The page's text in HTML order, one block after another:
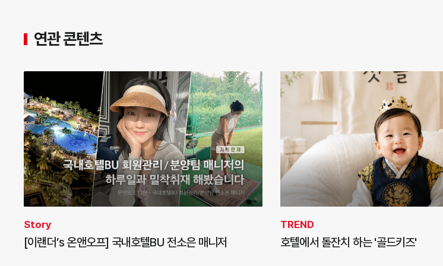
연관 콘텐츠
Story
[이랜더’s 온앤오프] 국내호텔BU 전소은 매니저
TREND
호텔에서 돌잔치 하는 '골드키즈'